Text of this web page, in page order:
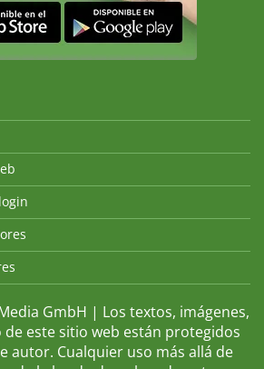
GmbH | Los textos, imágenes,
de este sitio web están protegidos
autor. Cualquier uso más allá de